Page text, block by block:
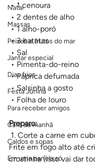
Natal
Massas
Peixes e frutos do mar
Jantar especial
Dias frios
Festa Junina
Para receber amigos
Café da manhã
Caldos e sopas
Em uma panela só
• 1 cenoura
• 2 dentes de alho
• 1 alho-poró
• 3 batatas
• Sal
• Pimenta-do-reino
• Páprica defumada
• Salsinha a gosto
• Folha de louro
Preparo:
1. Corte a carne em
Frite em fogo alto até
crostinha (isso vai dar